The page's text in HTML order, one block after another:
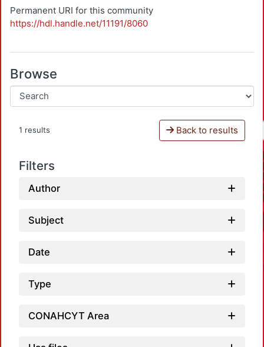
Permanent URI for this community
https://hdl.handle.net/11191/8060
Browse
1 results Back to results
Filters
Author
Subject
Date
Type
CONAHCYT Area